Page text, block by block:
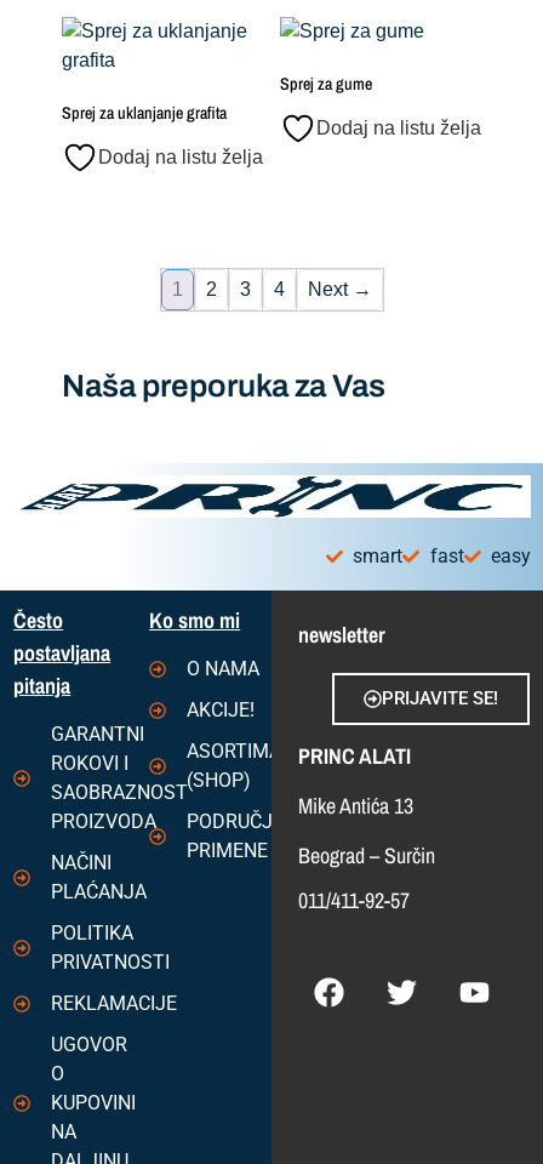
Sprej za uklanjanje grafita
Dodaj na listu želja
Sprej za gume
Dodaj na listu želja
1 2 3 4 Next →
Naša preporuka za Vas
smart fast easy
Često
postavljana
pitanja
GARANTNI
ROKOVI I
SAOBRAZNOST
PROIZVODA
NAČINI
PLAĆANJA
POLITIKA
PRIVATNOSTI
REKLAMACIJE
UGOVOR
O
KUPOVINI
NA
Ko smo mi
O NAMA
AKCIJE!
ASORTIMAN
(SHOP)
PODRUČJA
PRIMENE
newsletter
PRIJAVITE SE!
PRINC ALATI
Mike Antića 13
Beograd – Surčin
011/411-92-57